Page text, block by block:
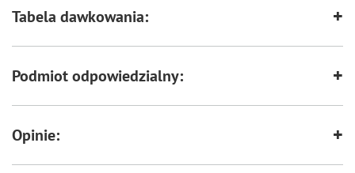
Tabela dawkowania:
Podmiot odpowiedzialny:
Opinie: